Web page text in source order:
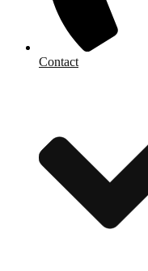
Contact